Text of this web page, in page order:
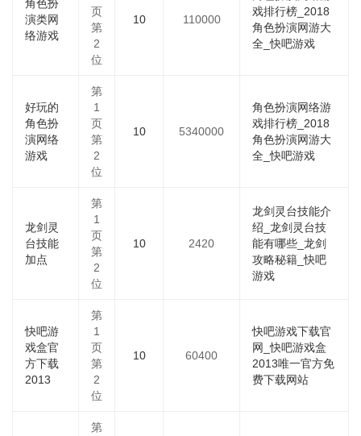
角色扮
演类网
络游戏
页
第
2
位
10 110000
戏排行榜_2018
角色扮演网游大
全_快吧游戏
好玩的
角色扮
演网络
游戏
第
1
页
第
2
位
10 5340000
角色扮演网络游
戏排行榜_2018
角色扮演网游大
全_快吧游戏
龙剑灵
台技能
加点
第
1
页
第
2
位
10 2420
龙剑灵台技能介
绍_龙剑灵台技
能有哪些_龙剑
攻略秘籍_快吧
游戏
快吧游
戏盒官
方下载
2013
第
1
页
第
2
位
10 60400
快吧游戏下载官
网_快吧游戏盒
2013唯一官方免
费下载网站
第